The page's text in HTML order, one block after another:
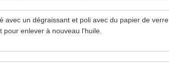
avec un dégraissant et poli avec du papier de verre
enlever à nouveau l'huile.